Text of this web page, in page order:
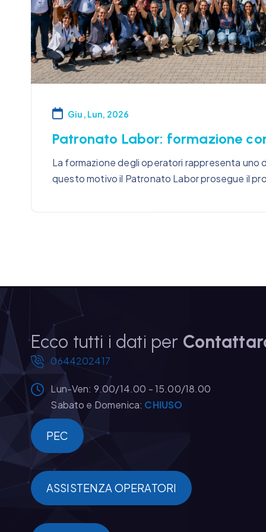
Giu, Lun, 2026
Patronato Labor: formazione
La formazione degli operatori rappresenta
questo motivo il Patronato Labor prosegue il
Ecco tutti i dati per
0644202417
Lun-Ven: 9.00/14.00 - 15.00/18.00
Sabato e Domenica: CHIUSO
PEC
ASSISTENZA OPERATORI